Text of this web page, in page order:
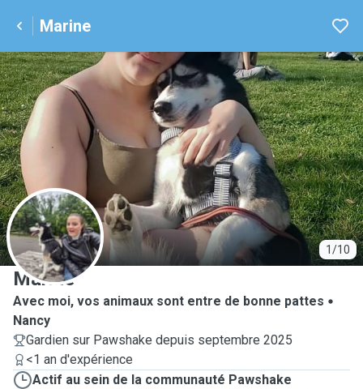
Marine
1/10
M
Marine
Avec moi, vos animaux sont entre de bonne pattes
Nancy
Gardien sur Pawshake depuis septembre 2025
<1 an d'expérience
Actif au sein de la communauté Pawshake